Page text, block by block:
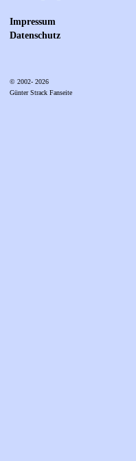
Impressum
Datenschutz
© 2002- 2026
Günter Strack Fanseite